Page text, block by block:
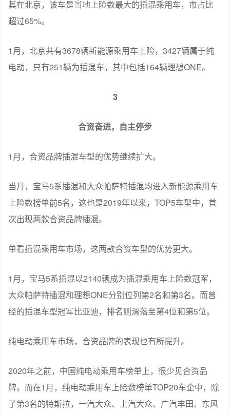
其在北京，该车是当地上险数最大的插混乘用车，市占比
超过65%。
1月，北京共有3678辆新能源乘用车上险，3427辆属于纯
电动，只有251辆为插混车，其中包括164辆理想ONE。
3
合资奋进，自主停步
1月，合资品牌插混车型的优势继续扩大。
当月，宝马5系插混和大众帕萨特插混均进入新能源乘用车
上险数榜单前5名，这也是2019年以来，TOP5车型中，首
次出现两款合资品牌插混。
单看插混乘用车市场，这两款合资车型的优势更大。
1月，宝马5系插混以2140辆成为插混乘用车上险数冠军，
大众帕萨特插混和理想ONE分别位列第2名和第3名。而曾
经的插混车型冠军比亚迪，排名则滑落至第4位和第5位。
纯电动乘用车市场，合资品牌的表现也有所提升。
2020年之前，中国纯电动乘用车榜单上，很少见合资品
牌。而在1月，纯电动乘用车上险数榜单TOP20车企中，除
了第3名的特斯拉，一汽大众、上汽大众、广汽丰田、东风